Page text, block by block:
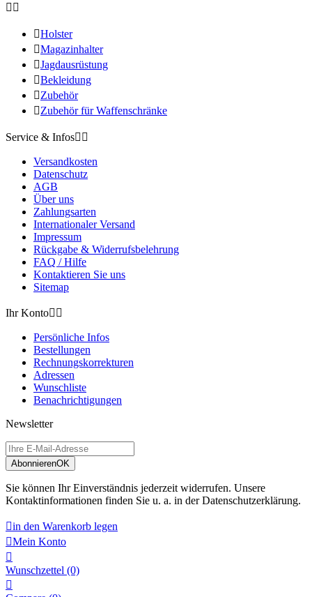
 
Holster
Magazinhalter
Jagdausrüstung
Bekleidung
Zubehör
Zubehör für Waffenschränke
Service & Infos 
Versandkosten
Datenschutz
AGB
Über uns
Zahlungsarten
Internationaler Versand
Impressum
Rückgabe & Widerrufsbelehrung
FAQ / Hilfe
Kontaktieren Sie uns
Sitemap
Ihr Konto 
Persönliche Infos
Bestellungen
Rechnungskorrekturen
Adressen
Wunschliste
Benachrichtigungen
Newsletter
AbonnierenOK
Sie können Ihr Einverständnis jederzeit widerrufen. Unsere
Kontaktinformationen finden Sie u. a. in der Datenschutzerklärung.
in den Warenkorb legen
Mein Konto

Wunschzettel (0)
